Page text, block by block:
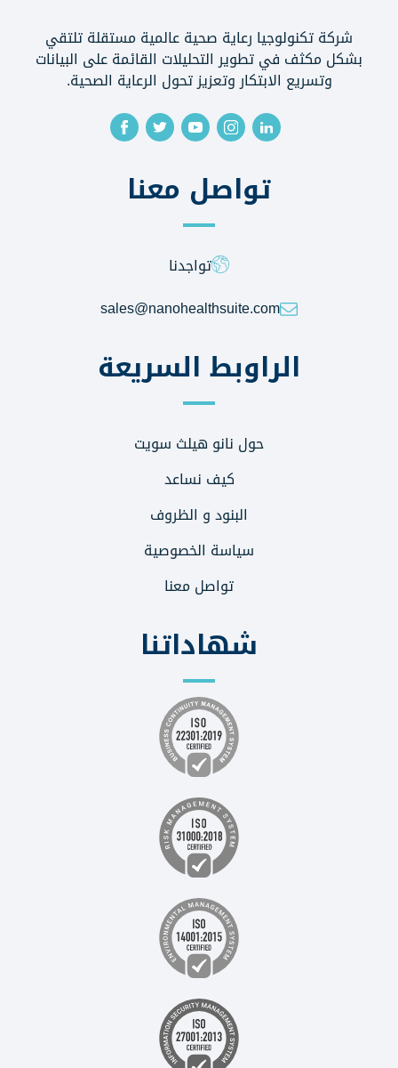
شركة تكنولوجيا رعاية صحية عالمية مستقلة تلتقي
بشكل مكثف في تطوير التحليلات القائمة على البيانات
وتسريع الابتكار وتعزيز تحول الرعاية الصحية.
تواصل معنا
تواجدنا
sales@nanohealthsuite.com
الراوبط السريعة
حول نانو هيلث سويت
كيف نساعد
البنود و الظروف
سياسة الخصوصية
تواصل معنا
شهاداتنا